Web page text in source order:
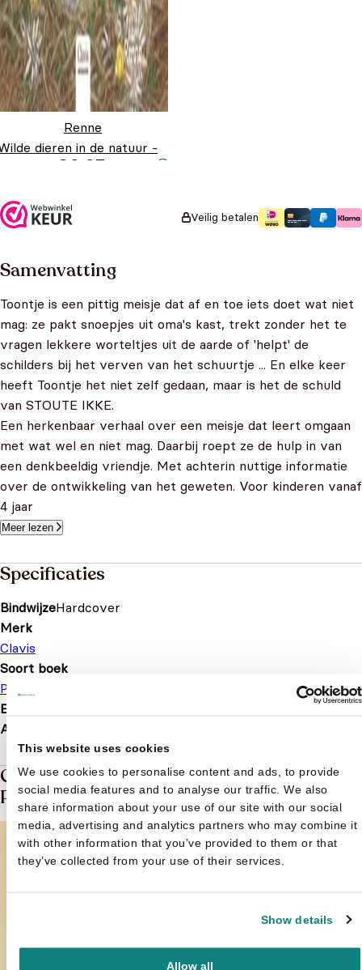
This website uses cookies
We use cookies to personalise content and ads, to provide
social media features and to analyse our traffic. We also
share information about your use of our site with our social
media, advertising and analytics partners who may combine it
with other information that you’ve provided to them or that
they’ve collected from your use of their services.
Show details
Allow all
Renne
dieren in de natuur -
€ 9,95
Veilig betalen
Samenvatting
Toontje is een pittig meisje dat af en toe iets doet wat niet
mag: ze pakt snoepjes uit oma's kast, trekt zonder het te
vragen lekkere worteltjes uit de aarde of 'helpt' de
schilders bij het verven van het schuurtje ... En elke keer
heeft Toontje het niet zelf gedaan, maar is het de schuld
van STOUTE IKKE.
Een herkenbaar verhaal over een meisje dat leert omgaan
met wat wel en niet mag. Daarbij roept ze de hulp in van
een denkbeeldig vriendje. Met achterin nuttige informatie
over de ontwikkeling van het geweten. Voor kinderen vanaf
4 jaar
Meer lezen
Specificaties
BindwijzeHardcover
Merk
Clavis
Soort boek
Prentenboek
EAN
Afmetingen
Gerelateerde boeken in de soort:
Prentenboek